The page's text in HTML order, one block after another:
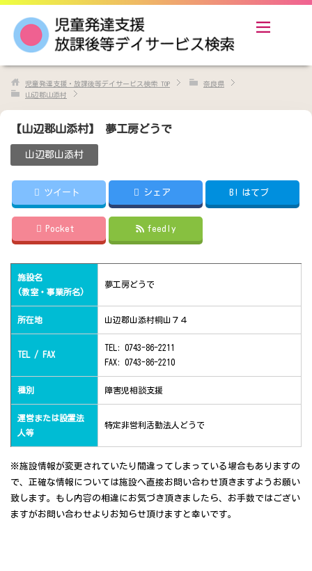
児童発達支援・放課後等デイサービス検索 TOP
奈良県
山辺郡山添村
【山辺郡山添村】 夢工房どうで
山辺郡山添村
ツイート シェア B! はてブ
Pocket feedly
施設名
(教室・事業所名)
夢工房どうで
所在地 山辺郡山添村桐山７４
TEL / FAX
TEL: 0743-86-2211
FAX: 0743-86-2210
種別 障害児相談支援
運営または設置法
人等
特定非営利活動法人どうで
※施設情報が変更されていたり間違ってしまっている場合もありますの
で、正確な情報については施設へ直接お問い合わせ頂きますようお願い
致します。もし内容の相違にお気づき頂きましたら、お手数ではござい
ますがお問い合わせよりお知らせ頂けますと幸いです。